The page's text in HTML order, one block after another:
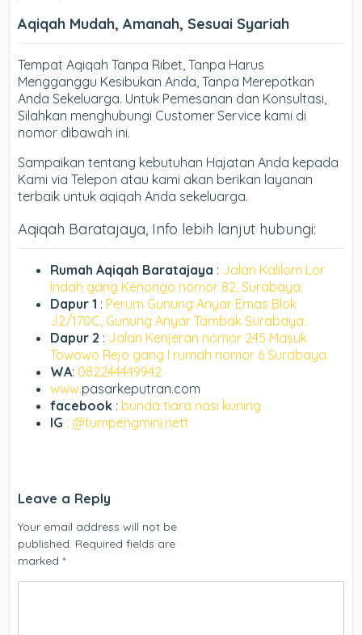
Aqiqah Mudah, Amanah, Sesuai Syariah
Tempat Aqiqah Tanpa Ribet, Tanpa Harus
Mengganggu Kesibukan Anda, Tanpa Merepotkan
Anda Sekeluarga. Untuk Pemesanan dan Konsultasi,
Silahkan menghubungi Customer Service kami di
nomor dibawah ini.
Sampaikan tentang kebutuhan Hajatan Anda kepada
Kami via Telepon atau kami akan berikan layanan
terbaik untuk aqiqah Anda sekeluarga.
Aqiqah Baratajaya, Info lebih lanjut hubungi:
Rumah Aqiqah Baratajaya : Jalan Kalilom Lor
Indah gang Kenongo nomor 82, Surabaya.
Dapur 1 : Perum Gunung Anyar Emas Blok
J2/170C, Gunung Anyar Tambak Surabaya.
Dapur 2 : Jalan Kenjeran nomor 245 Masuk
Towowo Rejo gang I rumah nomor 6 Surabaya.
WA: 082244449942
www.pasarkeputran.com
facebook : bunda tiara nasi kuning
IG : @tumpengmini.nett
Leave a Reply
Your email address will not be
published. Required fields are
marked*